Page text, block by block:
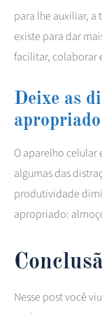
para lhe auxiliar,
existe para dar
facilitar, colaborar
Deixe as
apropriado
O aparelho celular
algumas das
produtividade
apropriado:
Nesse post você